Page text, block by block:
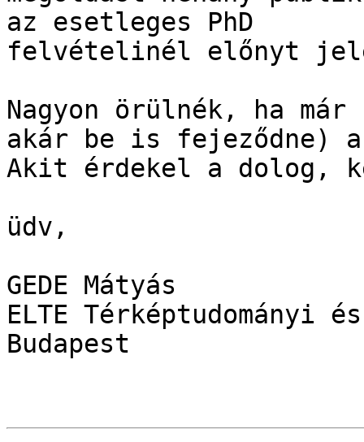
az esetleges PhD
felvételinél előnyt
Nagyon örülnék, ha már
akár be is fejeződne) a
Akit érdekel a dolog,
üdv,
GEDE Mátyás
ELTE Térképtudományi
Budapest